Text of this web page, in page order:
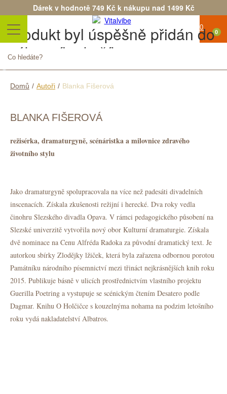
Dárek v hodnotě 749 Kč k nákupu nad 1499 Kč
0
Produkt byl úspěšně přidán do
nákupního košíku
Pokračovat v nákupuObjednat
Domů / Autoři / Blanka Fišerová
BLANKA FIŠEROVÁ
režisérka, dramaturgyně, scénáristka a milovnice zdravého
životního stylu
Jako dramaturgyně spolupracovala na více než padesáti divadelních
inscenacích. Získala zkušenosti režijní i herecké. Dva roky vedla
činohru Slezského divadla Opava. V rámci pedagogického působení na
Slezské univerzitě vytvořila nový obor Kulturní dramaturgie. Získala
dvě nominace na Cenu Alfréda Radoka za původní dramatický text. Je
autorkou sbírky Zlodějky lžiček, která byla zařazena odbornou porotou
Památníku národního písemnictví mezi třináct nejkrásnějších knih roku
2015. Publikuje básně v ulicích prostřednictvím vlastního projektu
Guerilla Poetring a vystupuje se scénickým čtením Desatero podle
Dagmar. Knihu O Holčičce s kouzelnýma nohama na podzim letošního
roku vydá nakladatelství Albatros.